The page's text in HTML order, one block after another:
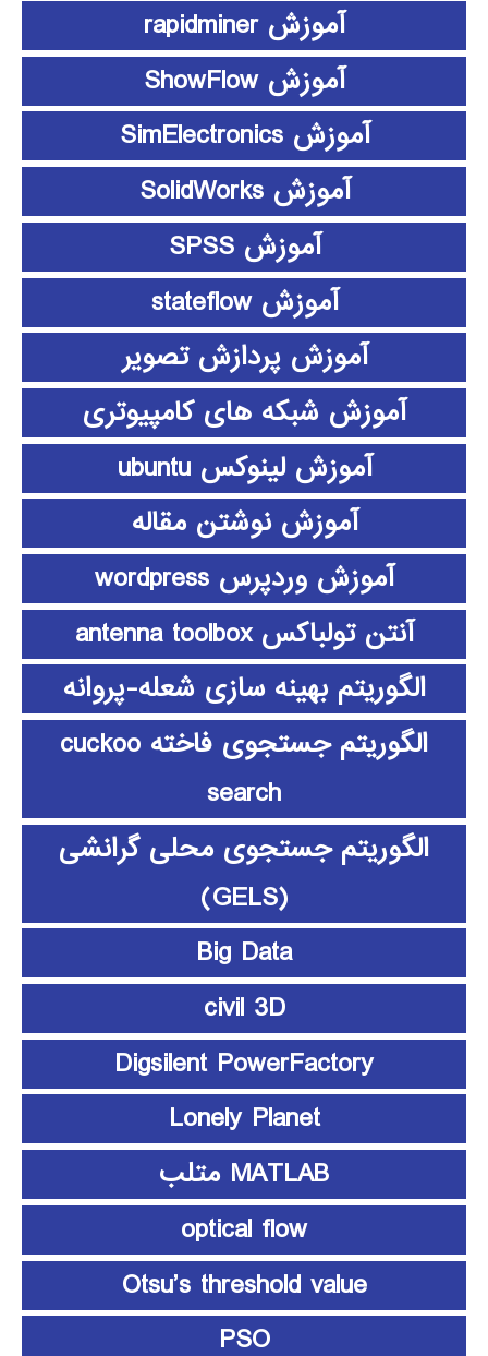
آموزش rapidminer
آموزش ShowFlow
آموزش SimElectronics
آموزش SolidWorks
آموزش SPSS
آموزش stateflow
آموزش پردازش تصویر
آموزش شبکه های کامپیوتری
آموزش لینوکس ubuntu
آموزش نوشتن مقاله
آموزش وردپرس wordpress
آنتن تولباکس antenna toolbox
الگوریتم بهینه سازی شعله-پروانه
الگوریتم جستجوی فاخته cuckoo
search
الگوریتم جستجوی محلی گرانشی
(GELS)
Big Data
civil 3D
Digsilent PowerFactory
Lonely Planet
MATLAB متلب
optical flow
Otsu’s threshold value
PSO